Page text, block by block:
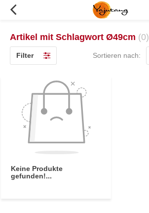
Artikel mit Schlagwort Ø49cm (0)
Filter Sortieren nach:
Keine Produkte
gefunden!...